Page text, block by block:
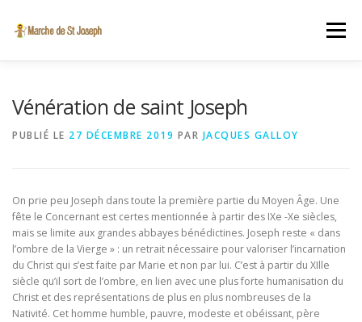
Menu
SINT-JOZEFSTOCHT.BE
Vénération de saint Joseph
PUBLIÉ LE 27 DÉCEMBRE 2019 PAR JACQUES GALLOY
On prie peu Joseph dans toute la première partie du Moyen Âge. Une
fête le Concernant est certes mentionnée à partir des IXe -Xe siècles,
mais se limite aux grandes abbayes bénédictines. Joseph reste « dans
l’ombre de la Vierge » : un retrait nécessaire pour valoriser l’incarnation
du Christ qui s’est faite par Marie et non par lui. C’est à partir du XIlle
siècle qu’il sort de l’ombre, en lien avec une plus forte humanisation du
Christ et des représentations de plus en plus nombreuses de la
Nativité. Cet homme humble, pauvre, modeste et obéissant, père